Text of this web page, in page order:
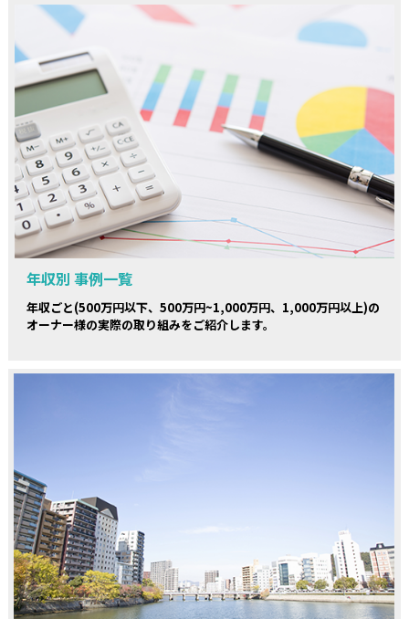
年収別 事例一覧
年収ごと(500万円以下、500万円~1,000万円、1,000万円以上)の
オーナー様の実際の取り組みをご紹介します。